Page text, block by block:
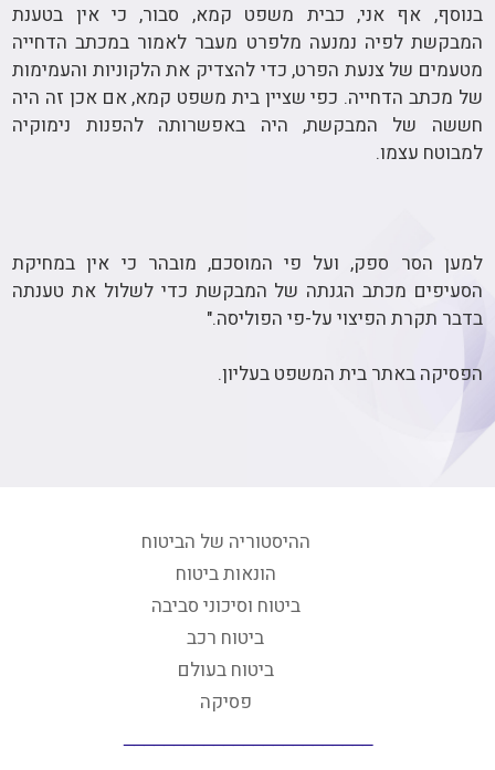
בנוסף, אף אני, כבית משפט קמא, סבור, כי אין בטענת
המבקשת לפיה נמנעה מלפרט מעבר לאמור במכתב הדחייה
מטעמים של צנעת הפרט, כדי להצדיק את הלקוניות והעמימות
של מכתב הדחייה. כפי שציין בית משפט קמא, אם אכן זה היה
חששה של המבקשת, היה באפשרותה להפנות נימוקיה
למבוטח עצמו.
למען הסר ספק, ועל פי המוסכם, מובהר כי אין במחיקת
הסעיפים מכתב הגנתה של המבקשת כדי לשלול את טענתה
בדבר תקרת הפיצוי על-פי הפוליסה."
הפסיקה באתר בית המשפט בעליון.
ההיסטוריה של הביטוח
הונאות ביטוח
ביטוח וסיכוני סביבה
ביטוח רכב
ביטוח בעולם
פסיקה